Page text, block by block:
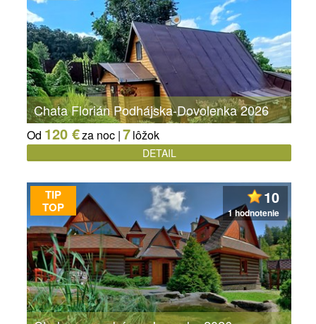
Chata Florián Podhájska-Dovolenka 2026
Od 120 €za noc |7lôžok
DETAIL
TIP
TOP
10
1 hodnotenie